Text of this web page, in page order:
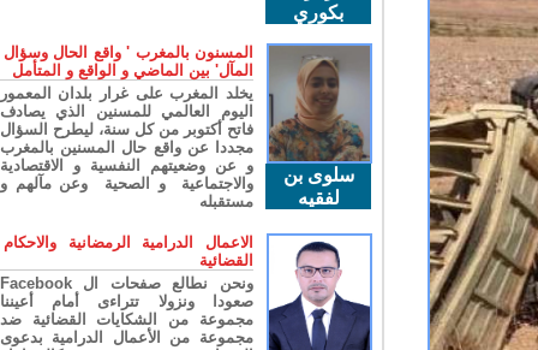
بكوري
سلوى بن
لفقيه
المسنون بالمغرب ' واقع الحال وسؤال
المآل' بين الماضي و الواقع و المتأمل
يخلد المغرب على غرار بلدان المعمور
اليوم العالمي للمسنين الذي يصادف
فاتح أكتوبر من كل سنة، ليطرح السؤال
مجددا عن واقع حال المسنين بالمغرب
و عن وضعيتهم النفسية و الاقتصادية
والاجتماعية و الصحية وعن مآلهم و
مستقبله
الاعمال الدرامية الرمضانية والاحكام
القضائية
ونحن نطالع صفحات ال Facebook
صعودا ونزولا تتراءى أمام أعيننا
مجموعة من الشكايات القضائية ضد
مجموعة من الأعمال الدرامية بدعوى